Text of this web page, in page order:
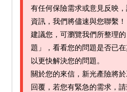
有任何保險需求或意見反映
資訊，我們將儘速與您聯繫！
建議您，可瀏覽我們所整理
題」，看看您的問題是否已
以更快解決您的問題。
關於您的來信，新光產險將
回覆，若您有緊急的需求，